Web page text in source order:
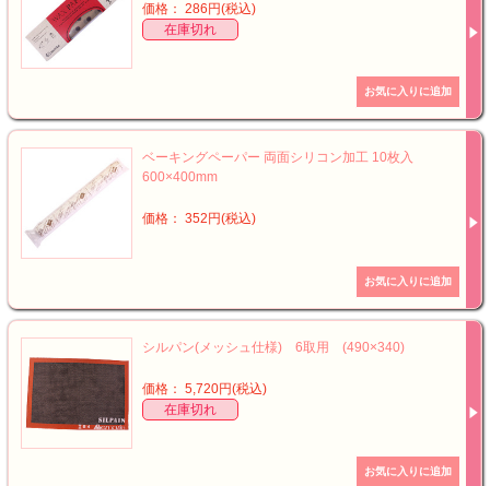
価格： 286円(税込)
在庫切れ
ベーキングペーパー 両面シリコン加工 10枚入
600×400mm
価格： 352円(税込)
シルパン(メッシュ仕様) 6取用 (490×340)
価格： 5,720円(税込)
在庫切れ